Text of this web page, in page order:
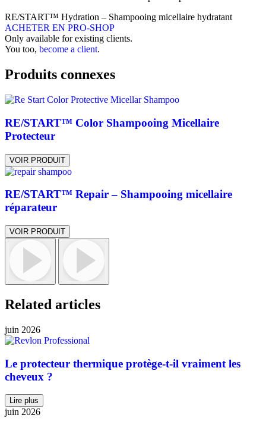
RE/START™ Hydration – Shampooing micellaire hydratant
ACHETER EN PRO-SHOP
Only available for existing clients.
You too, become a client.
Produits connexes
RE/START™ Color Shampooing Micellaire
Protecteur
VOIR PRODUIT
RE/START™ Repair – Shampooing micellaire
réparateur
VOIR PRODUIT
Related articles
juin 2026
Le protecteur thermique protège-t-il vraiment les
cheveux ?
Lire plus
juin 2026